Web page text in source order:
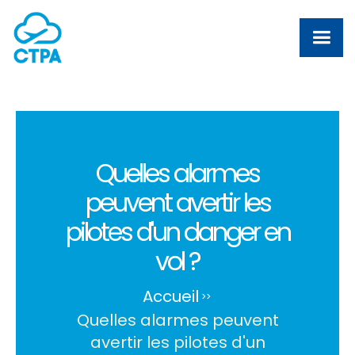
Quelles alarmes
peuvent avertir les
pilotes d'un danger en
vol ?
Accueil >>
Quelles alarmes peuvent
avertir les pilotes d'un